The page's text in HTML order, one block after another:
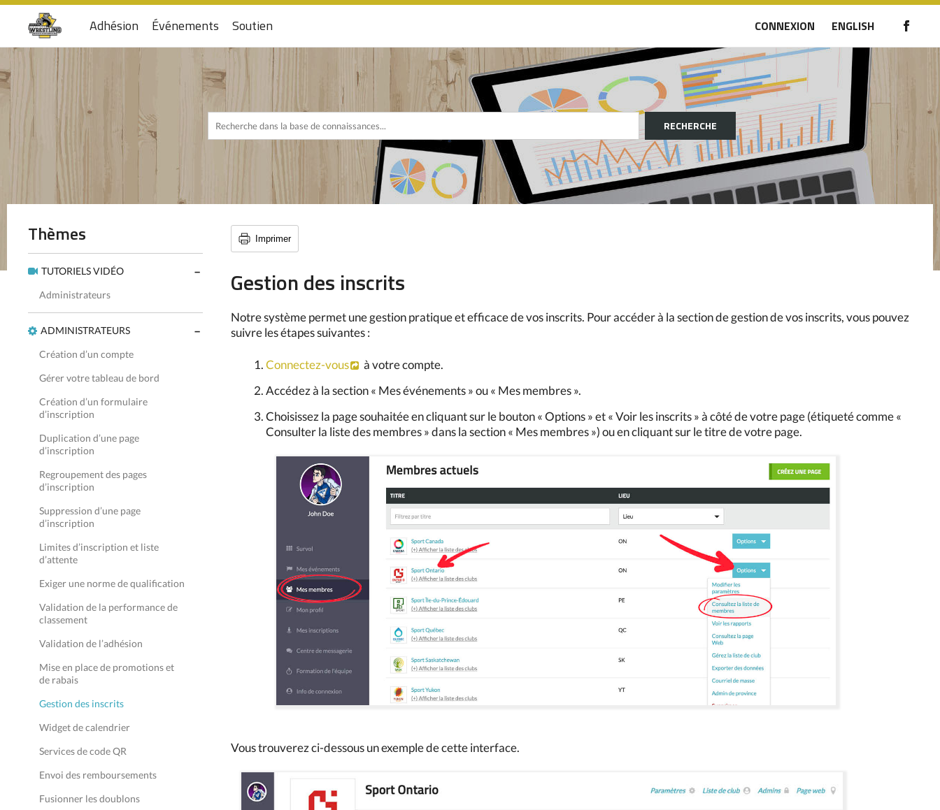
Adhésion Événements Soutien CONNEXION ENGLISH
RECHERCHE
Thèmes
TUTORIELS VIDÉO
Administrateurs
ADMINISTRATEURS
Création d’un compte
Gérer votre tableau de bord
Création d’un formulaire
d’inscription
Duplication d’une page
d’inscription
Regroupement des pages
d’inscription
Suppression d’une page
d’inscription
Limites d’inscription et liste
d’attente
Exiger une norme de qualification
Validation de la performance de
classement
Validation de l’adhésion
Mise en place de promotions et
de rabais
Gestion des inscrits
Widget de calendrier
Services de code QR
Envoi des remboursements
Fusionner les doublons
Imprimer
Gestion des inscrits
Notre système permet une gestion pratique et efficace de vos inscrits. Pour accéder à la section de gestion de vos inscrits, vous pouvez
suivre les étapes suivantes :
Connectez-vous
à votre compte.
Accédez à la section « Mes événements » ou « Mes membres ».
Choisissez la page souhaitée en cliquant sur le bouton « Options » et « Voir les inscrits » à côté de votre page (étiqueté comme «
Consulter la liste des membres » dans la section « Mes membres ») ou en cliquant sur le titre de votre page.
Vous trouverez ci-dessous un exemple de cette interface.